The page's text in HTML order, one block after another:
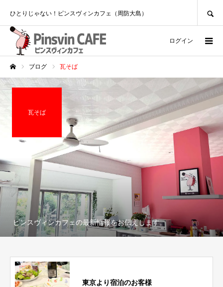
ひとりじゃない！ピンスヴィンカフェ（周防大島）
ログイン
ブログ 瓦そば
瓦そば
ピンスヴィンカフェの最新情報をお伝えします。
東京より宿泊のお客様